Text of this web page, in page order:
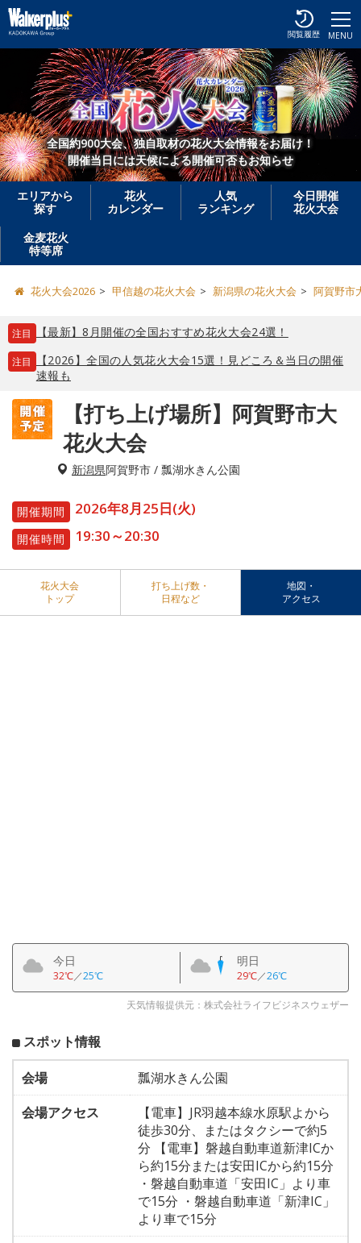
MENU
閲覧履歴
全国約900大会、独自取材の花火大会情報をお届け！
開催当日には天候による開催可否もお知らせ
エリアから
探す
花火
カレンダー
人気
ランキング
今日開催
花火大会
金麦花火
特等席
花火大会2026 甲信越の花火大会 新潟県の花火大会 阿賀野市
注目 【最新】8月開催の全国おすすめ花火大会24選！
注目
【2026】全国の人気花火大会15選！見どころ＆当日の開催
速報も
【打ち上げ場所】阿賀野市大
花火大会
新潟県阿賀野市 / 瓢湖水きん公園
開催期間 2026年8月25日(火)
開催時間 19:30～20:30
花火大会
トップ
打ち上げ数・
日程など
地図・
アクセス
今日
32℃／25℃
明日
29℃／26℃
天気情報提供元：株式会社ライフビジネスウェザー
スポット情報
会場
瓢湖水きん公園
会場アクセス
【電車】JR羽越本線水原駅よから
徒歩30分、またはタクシーで約5
分 【電車】磐越自動車道新津ICか
ら約15分または安田ICから約15分
・磐越自動車道「安田IC」より車
で15分 ・磐越自動車道「新津IC」
より車で15分